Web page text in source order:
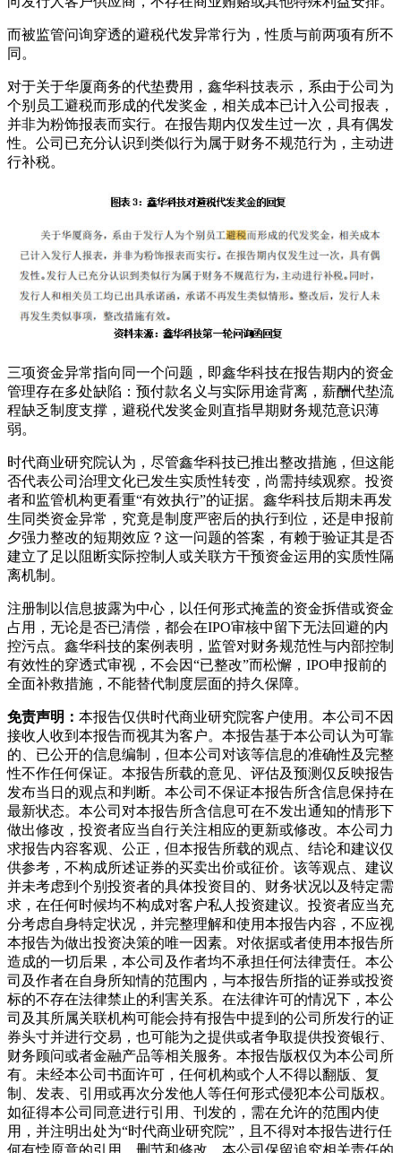
而被监管问询穿透的避税代发异常行为，性质与前两项有所不
同。
对于关于华厦商务的代垫费用，鑫华科技表示，系由于公司为
个别员工避税而形成的代发奖金，相关成本已计入公司报表，
并非为粉饰报表而实行。在报告期内仅发生过一次，具有偶发
性。公司已充分认识到类似行为属于财务不规范行为，主动进
行补税。
三项资金异常指向同一个问题，即鑫华科技在报告期内的资金
管理存在多处缺陷：预付款名义与实际用途背离，薪酬代垫流
程缺乏制度支撑，避税代发奖金则直指早期财务规范意识薄
弱。
时代商业研究院认为，尽管鑫华科技已推出整改措施，但这能
否代表公司治理文化已发生实质性转变，尚需持续观察。投资
者和监管机构更看重“有效执行”的证据。鑫华科技后期未再发
生同类资金异常，究竟是制度严密后的执行到位，还是申报前
夕强力整改的短期效应？这一问题的答案，有赖于验证其是否
建立了足以阻断实际控制人或关联方干预资金运用的实质性隔
离机制。
注册制以信息披露为中心，以任何形式掩盖的资金拆借或资金
占用，无论是否已清偿，都会在IPO审核中留下无法回避的内
控污点。鑫华科技的案例表明，监管对财务规范性与内部控制
有效性的穿透式审视，不会因“已整改”而松懈，IPO申报前的
全面补救措施，不能替代制度层面的持久保障。
免责声明： 本报告仅供时代商业研究院客户使用。本公司不因
接收人收到本报告而视其为客户。本报告基于本公司认为可靠
的、已公开的信息编制，但本公司对该等信息的准确性及完整
性不作任何保证。本报告所载的意见、评估及预测仅反映报告
发布当日的观点和判断。本公司不保证本报告所含信息保持在
最新状态。本公司对本报告所含信息可在不发出通知的情形下
做出修改，投资者应当自行关注相应的更新或修改。本公司力
求报告内容客观、公正，但本报告所载的观点、结论和建议仅
供参考，不构成所述证券的买卖出价或征价。该等观点、建议
并未考虑到个别投资者的具体投资目的、财务状况以及特定需
求，在任何时候均不构成对客户私人投资建议。投资者应当充
分考虑自身特定状况，并完整理解和使用本报告内容，不应视
本报告为做出投资决策的唯一因素。对依据或者使用本报告所
造成的一切后果，本公司及作者均不承担任何法律责任。本公
司及作者在自身所知情的范围内，与本报告所指的证券或投资
标的不存在法律禁止的利害关系。在法律许可的情况下，本公
司及其所属关联机构可能会持有报告中提到的公司所发行的证
券头寸并进行交易，也可能为之提供或者争取提供投资银行、
财务顾问或者金融产品等相关服务。本报告版权仅为本公司所
有。未经本公司书面许可，任何机构或个人不得以翻版、复
制、发表、引用或再次分发他人等任何形式侵犯本公司版权。
如征得本公司同意进行引用、刊发的，需在允许的范围内使
用，并注明出处为“时代商业研究院”，且不得对本报告进行任
何有悖原意的引用、删节和修改。本公司保留追究相关责任的